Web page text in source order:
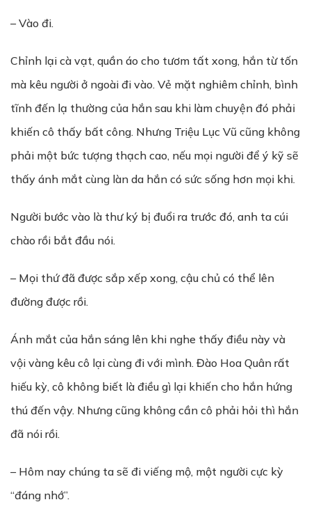
– Vào đi.
Chỉnh lại cà vạt, quần áo cho tươm tất xong, hắn từ tốn
mà kêu người ở ngoài đi vào. Vẻ mặt nghiêm chỉnh, bình
tĩnh đến lạ thường của hắn sau khi làm chuyện đó phải
khiến cô thấy bất công. Nhưng Triệu Lục Vũ cũng không
phải một bức tượng thạch cao, nếu mọi người để ý kỹ sẽ
thấy ánh mắt cùng làn da hắn có sức sống hơn mọi khi.
Người bước vào là thư ký bị đuổi ra trước đó, anh ta cúi
chào rồi bắt đầu nói.
– Mọi thứ đã được sắp xếp xong, cậu chủ có thể lên
đường được rồi.
Ánh mắt của hắn sáng lên khi nghe thấy điều này và
vội vàng kêu cô lại cùng đi với mình. Đào Hoa Quân rất
hiếu kỳ, cô không biết là điều gì lại khiến cho hắn hứng
thú đến vậy. Nhưng cũng không cần cô phải hỏi thì hắn
đã nói rồi.
– Hôm nay chúng ta sẽ đi viếng mộ, một người cực kỳ
“đáng nhớ”.